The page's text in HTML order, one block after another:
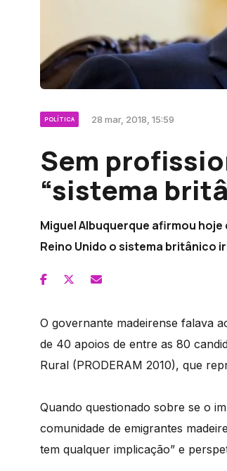
POLÍTICA 28 mar, 2018, 15:59
Sem
“sistema
Miguel Albuquerque afirmou
Reino Unido o sistema britânico
O governante madeirense falava
de 40 apoios de entre as 80
Rural (PRODERAM 2010), que
Quando questionado sobre se o
comunidade de emigrantes
tem qualquer implicação” e